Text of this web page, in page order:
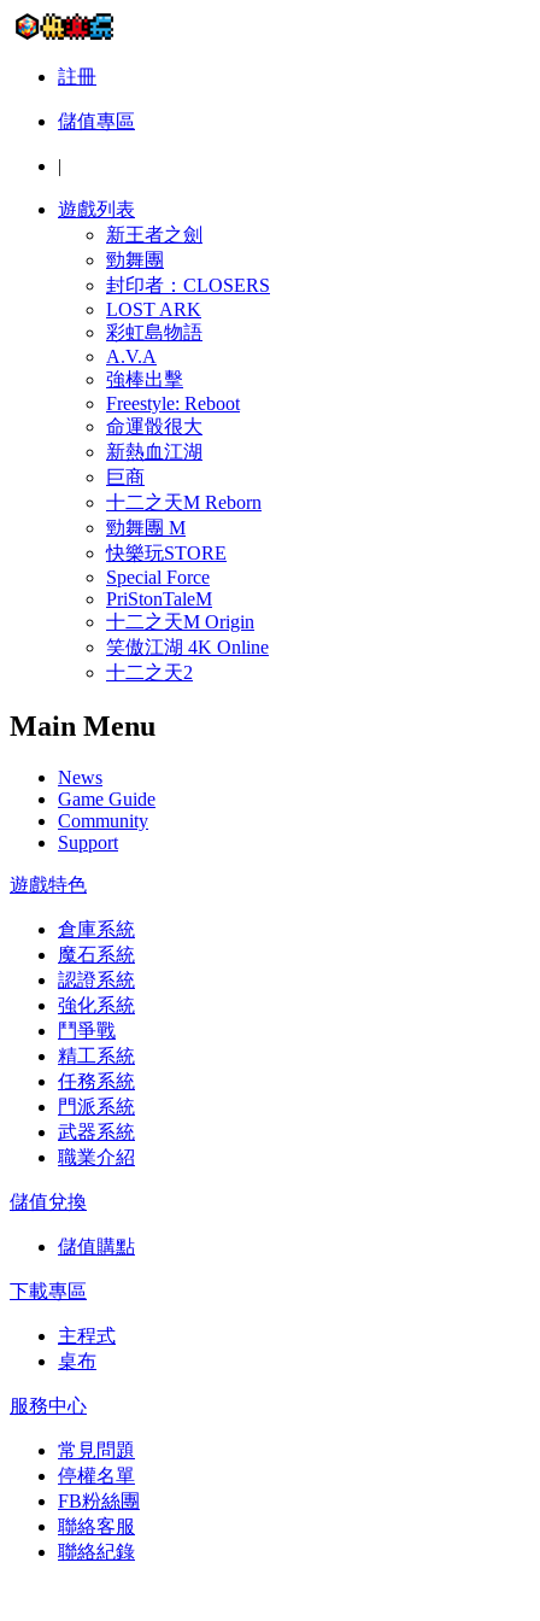
註冊
儲值專區
|
遊戲列表
新王者之劍
勁舞團
封印者：CLOSERS
LOST ARK
彩虹島物語
A.V.A
強棒出擊
Freestyle: Reboot
命運骰很大
新熱血江湖
巨商
十二之天M Reborn
勁舞團 M
快樂玩STORE
Special Force
PriStonTaleM
十二之天M Origin
笑傲江湖 4K Online
十二之天2
Main Menu
News
Game Guide
Community
Support
遊戲特色
倉庫系統
魔石系統
認證系統
強化系統
鬥爭戰
精工系統
任務系統
門派系統
武器系統
職業介紹
儲值兌換
儲值購點
下載專區
主程式
桌布
服務中心
常見問題
停權名單
FB粉絲團
聯絡客服
聯絡紀錄